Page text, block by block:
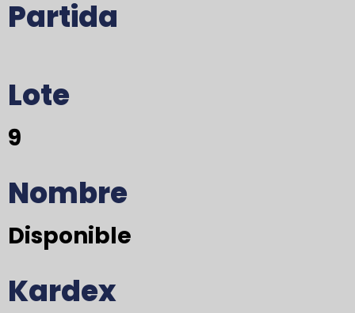
Partida
Lote
9
Nombre
Disponible
Kardex